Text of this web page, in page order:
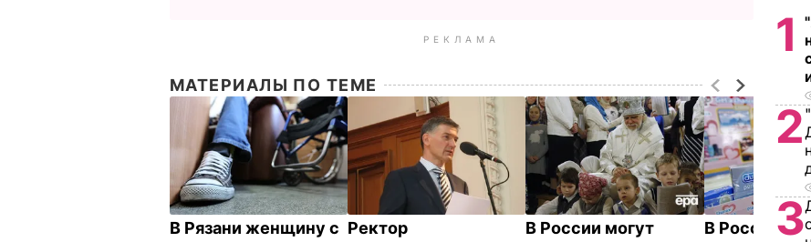
РЕКЛАМА
МАТЕРИАЛЫ ПО ТЕМЕ
В Рязани женщину с Ректор
В России могут
В России
1
2
3